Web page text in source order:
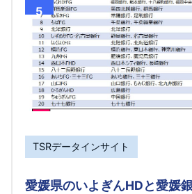
5
TSRデータインサイト
愛媛県のいよぎんHDと愛媛